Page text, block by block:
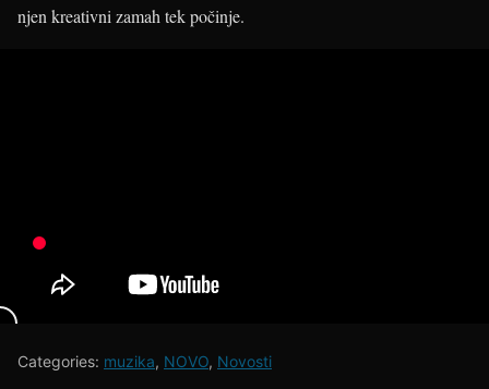
njen kreativni zamah tek počinje.
Categories: muzika, NOVO, Novosti